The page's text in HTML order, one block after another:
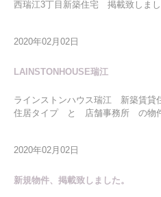
西瑞江3丁目新築住宅 掲載致しまし
2020年02月02日
LAINSTONHOUSE瑞江
ラインストンハウス瑞江 新築賃貸
住居タイプ と 店舗事務所 の物件
2020年02月02日
新規物件、掲載致しました。